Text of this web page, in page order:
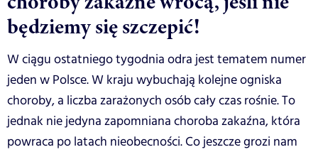
będziemy się szczepić!
W ciągu ostatniego tygodnia odra jest tematem numer
jeden w Polsce. W kraju wybuchają kolejne ogniska
choroby, a liczba zarażonych osób cały czas rośnie. To
jednak nie jedyna zapomniana choroba zakaźna, która
powraca po latach nieobecności. Co jeszcze grozi nam